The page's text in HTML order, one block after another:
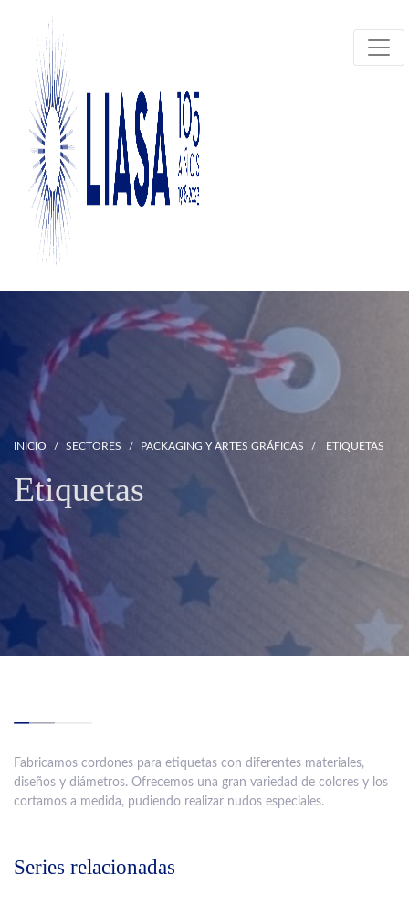
INICIO SECTORES PACKAGING Y ARTES GRÁFICAS ETIQUETAS
Etiquetas
Fabricamos cordones para etiquetas con diferentes materiales,
diseños y diámetros. Ofrecemos una gran variedad de colores y los
cortamos a medida, pudiendo realizar nudos especiales.
Series relacionadas